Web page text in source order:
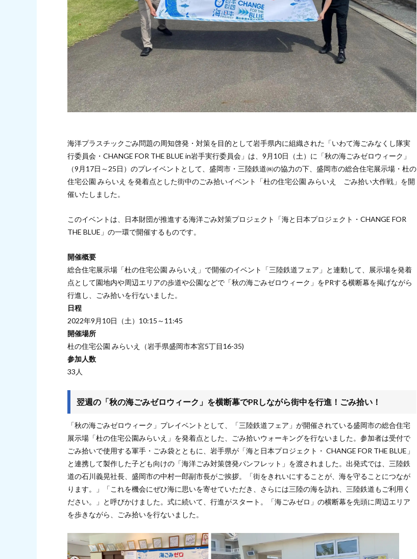
海洋プラスチックごみ問題の周知啓発・対策を目的として岩手県内に組織された「いわて海ごみなくし隊実
行委員会・CHANGE FOR THE BLUE in岩手実行委員会」は、9月10日（土）に「秋の海ごみゼロウィーク」
（9月17日～25日）のプレイベントとして、盛岡市・三陸鉄道㈱の協力の下、盛岡市の総合住宅展示場・杜の
住宅公園 みらいえ を発着点とした街中のごみ拾いイベント「杜の住宅公園 みらいえ ごみ拾い大作戦」を開
催いたしました。
このイベントは、日本財団が推進する海洋ごみ対策プロジェクト「海と日本プロジェクト・CHANGE FOR
THE BLUE」の一環で開催するものです。
開催概要
総合住宅展示場「杜の住宅公園 みらいえ」で開催のイベント「三陸鉄道フェア」と連動して、展示場を発着
点として園地内や周辺エリアの歩道や公園などで「秋の海ごみゼロウィーク」をPRする横断幕を掲げながら
行進し、ごみ拾いを行ないました。
日程
2022年9月10日（土）10:15～11:45
開催場所
杜の住宅公園 みらいえ（岩手県盛岡市本宮5丁目16-35)
参加人数
33人
翌週の「秋の海ごみゼロウィーク」を横断幕でPRしながら街中を行進！ごみ拾い！
「秋の海ごみゼロウィーク」プレイベントとして、「三陸鉄道フェア」が開催されている盛岡市の総合住宅
展示場「杜の住宅公園みらいえ」を発着点とした、ごみ拾いウォーキングを行ないました。参加者は受付で
ごみ拾いで使用する軍手・ごみ袋とともに、岩手県が「海と日本プロジェクト・ CHANGE FOR THE BLUE」
と連携して製作した子ども向けの「海洋ごみ対策啓発パンフレット」を渡されました。出発式では、三陸鉄
道の石川義晃社長、盛岡市の中村一郎副市長がご挨拶。「街をきれいにすることが、海を守ることにつなが
ります。」「これを機会にぜひ海に思いを寄せていただき、さらには三陸の海を訪れ、三陸鉄道もご利用く
ださい。」と呼びかけました。式に続いて、行進がスタート。「海ごみゼロ」の横断幕を先頭に周辺エリア
を歩きながら、ごみ拾いを行ないました。